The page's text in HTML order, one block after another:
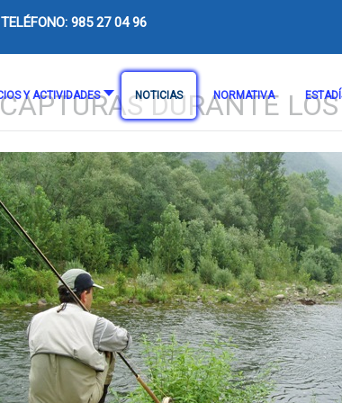
TELÉFONO: 985 27 04 96
Y ACTIVIDADES NOTICIAS NORMATIVA
DURANTE